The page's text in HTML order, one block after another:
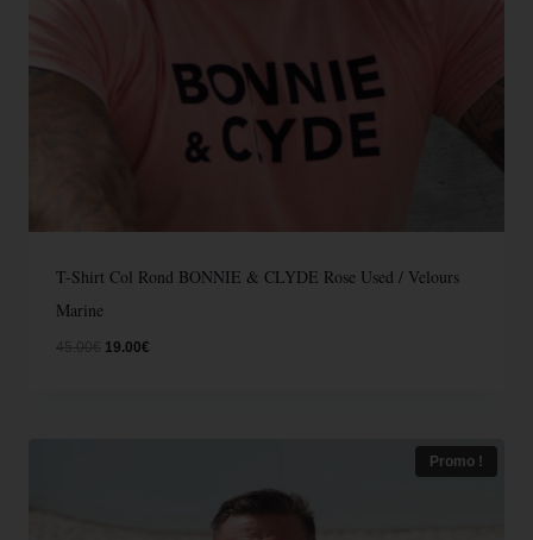
T-Shirt Col Rond BONNIE & CLYDE Rose Used / Velours
Marine
19.00€
Promo !